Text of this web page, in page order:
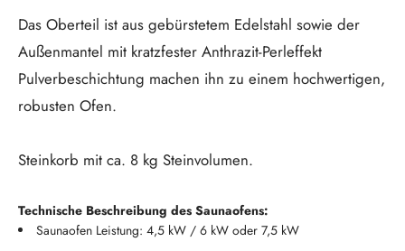
Das Oberteil ist aus gebürstetem Edelstahl sowie der
Außenmantel mit kratzfester Anthrazit-Perleffekt
Pulverbeschichtung machen ihn zu einem hochwertigen,
robusten Ofen.
Steinkorb mit ca. 8 kg Steinvolumen.
Technische Beschreibung des Saunaofens:
Saunaofen Leistung: 4,5 kW / 6 kW oder 7,5 kW